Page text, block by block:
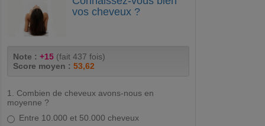
vos cheveux ?
Note : +15 (fait 437 fois)
Score moyen : 53,62
1. Combien de cheveux avons-nous en
moyenne ?
Entre 10.000 et 50.000 cheveux